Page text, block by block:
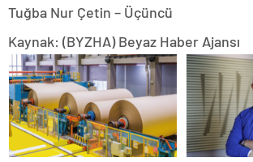
Tuğba Nur Çetin – Üçüncü
Kaynak: (BYZHA) Beyaz Haber Ajansı